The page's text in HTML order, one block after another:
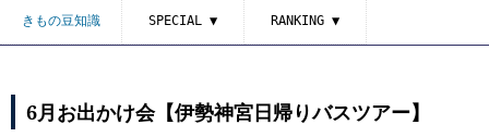
きもの豆知識 SPECIAL ▼ RANKING ▼
6月お出かけ会【伊勢神宮日帰りバスツアー】